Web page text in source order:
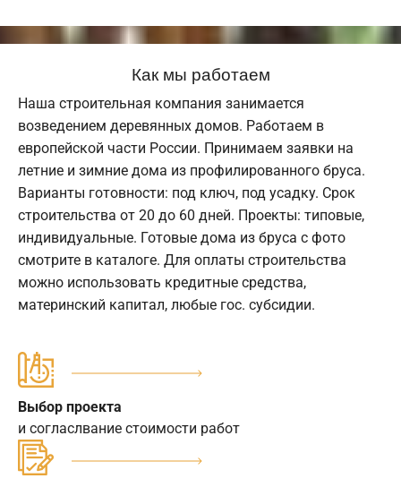
Как мы работаем
Наша строительная компания занимается
возведением деревянных домов. Работаем в
европейской части России. Принимаем заявки на
летние и зимние дома из профилированного бруса.
Варианты готовности: под ключ, под усадку. Срок
строительства от 20 до 60 дней. Проекты: типовые,
индивидуальные. Готовые дома из бруса с фото
смотрите в каталоге. Для оплаты строительства
можно использовать кредитные средства,
материнский капитал, любые гос. субсидии.
Выбор проекта
и согласлвание стоимости работ